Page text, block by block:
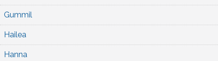
Gummil
Hailea
Hanna